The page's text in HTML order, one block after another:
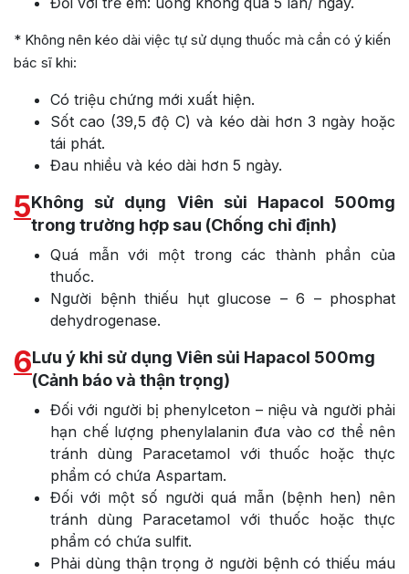
* Không nên kéo dài việc tự sử dụng thuốc mà cần có ý kiến
bác sĩ khi:
Có triệu chứng mới xuất hiện.
Sốt cao (39,5 độ C) và kéo dài hơn 3 ngày hoặc
tái phát.
Đau nhiều và kéo dài hơn 5 ngày.
5Không sử dụng Viên sủi Hapacol 500mg
trong trường hợp sau (Chống chỉ định)
Quá mẫn với một trong các thành phần của
thuốc.
Người bệnh thiếu hụt glucose – 6 – phosphat
dehydrogenase.
6Lưu ý khi sử dụng Viên sủi Hapacol 500mg
(Cảnh báo và thận trọng)
Đối với người bị phenylceton – niệu và người phải
hạn chế lượng phenylalanin đưa vào cơ thể nên
tránh dùng Paracetamol với thuốc hoặc thực
phẩm có chứa Aspartam.
Đối với một số người quá mẫn (bệnh hen) nên
tránh dùng Paracetamol với thuốc hoặc thực
phẩm có chứa sulfit.
Phải dùng thận trọng ở người bệnh có thiếu máu